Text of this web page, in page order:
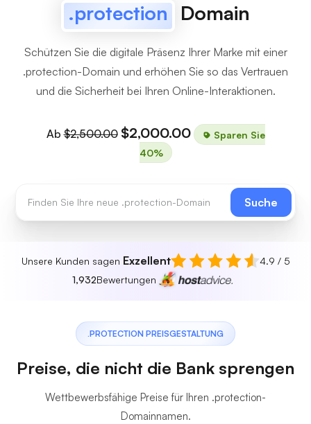
.protection
Domain
Schützen Sie die digitale Präsenz Ihrer Marke mit einer
.protection-Domain und erhöhen Sie so das Vertrauen
und die Sicherheit bei Ihren Online-Interaktionen.
Ab$2,500.00 $2,000.00
Sparen Sie
40%
Suche
Unsere Kunden sagen Exzellent
4.9 / 5
1,932Bewertungen
.PROTECTION PREISGESTALTUNG
Preise, die nicht die Bank sprengen
Wettbewerbsfähige Preise für Ihren .protection-
Domainnamen.